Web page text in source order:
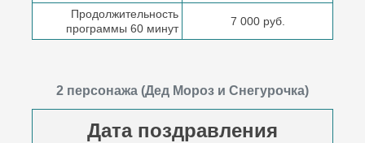
Продолжительность
программы 60 минут
7 000 руб.
2 персонажа (Дед Мороз и Снегурочка)
Дата поздравления